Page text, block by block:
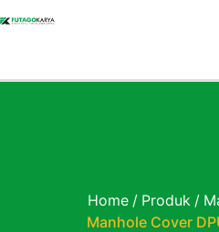
Home / Produk /
Manhole Cover